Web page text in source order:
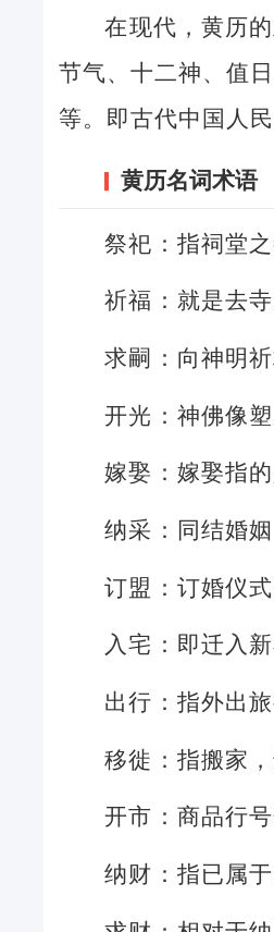
在现代，黄历
节气、十二神、值
等。即古代中国人
黄历名词术语
祭祀：指祠堂
祈福：就是去
求嗣：向神明
开光：神佛像
嫁娶：嫁娶指
纳采：同结婚
订盟：订婚仪
入宅：即迁入
出行：指外出
移徙：指搬家
开市：商品行
纳财：指已属